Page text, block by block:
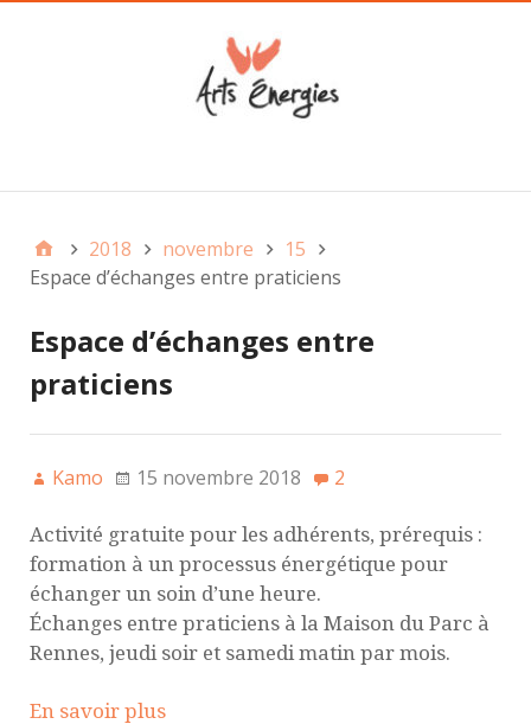
2018 novembre
15
Espace d’échanges entre praticiens
Espace d’échanges entre
praticiens
Kamo 15 novembre 2018 2
Activité gratuite pour les adhérents, prérequis :
formation à un processus énergétique pour
échanger un soin d’une heure.
Échanges entre praticiens à la Maison du Parc à
Rennes, jeudi soir et samedi matin par mois.
En savoir plus